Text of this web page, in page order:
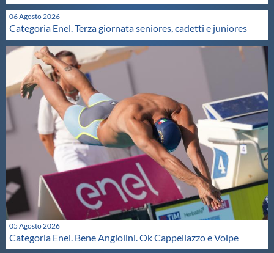
Qualità
Sostenibilità
Privacy
Cookie Policy
Archivio News
Flash News
06 Agosto 2026
Categoria Enel. Terza giornata seniores, cadetti e juniores
05 Agosto 2026
Categoria Enel. Bene Angiolini. Ok Cappellazzo e Volpe